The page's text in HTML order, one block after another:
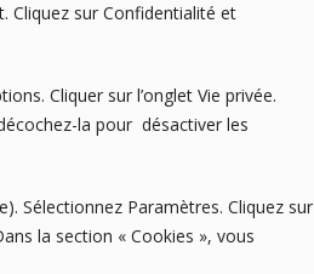
Cliquez sur Confidentialité et
Cliquer sur l’onglet Vie privée.
la pour désactiver les
Sélectionnez Paramètres. Cliquez sur
la section « Cookies », vous